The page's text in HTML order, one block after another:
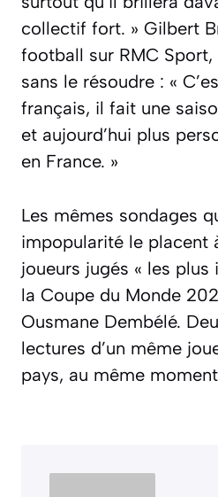
collectif fort. » Gilbert
football sur RMC
sans le résoudre : «
français, il fait une
et aujourd’hui plus
en France. »
Les mêmes sondages
impopularité le placent
joueurs jugés « les
la Coupe du Monde
Ousmane Dembélé.
lectures d’un même
pays, au même